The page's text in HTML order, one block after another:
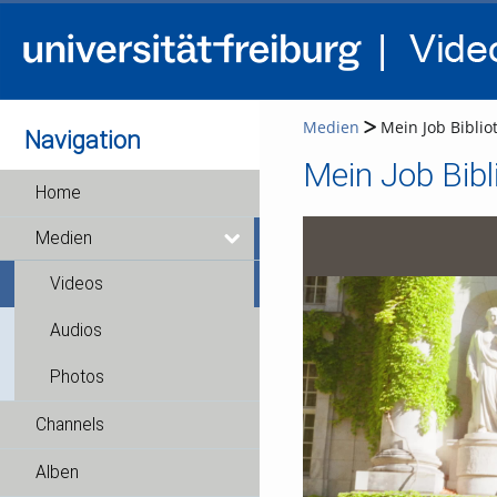
Navigation
Home
Medien
Videos
Audios
Photos
Channels
Alben
Medien Mein Job
Mein Job